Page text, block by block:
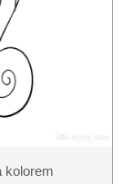
kolorem